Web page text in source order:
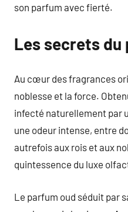
son parfum avec fierté.
Les secrets du
Au cœur des fragrances
noblesse et la force.
infecté naturellement par
une odeur intense, entre
autrefois aux rois et aux
quintessence du luxe
Le parfum oud séduit par